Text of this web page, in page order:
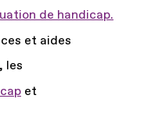
de handicap.
et aides
, les
et